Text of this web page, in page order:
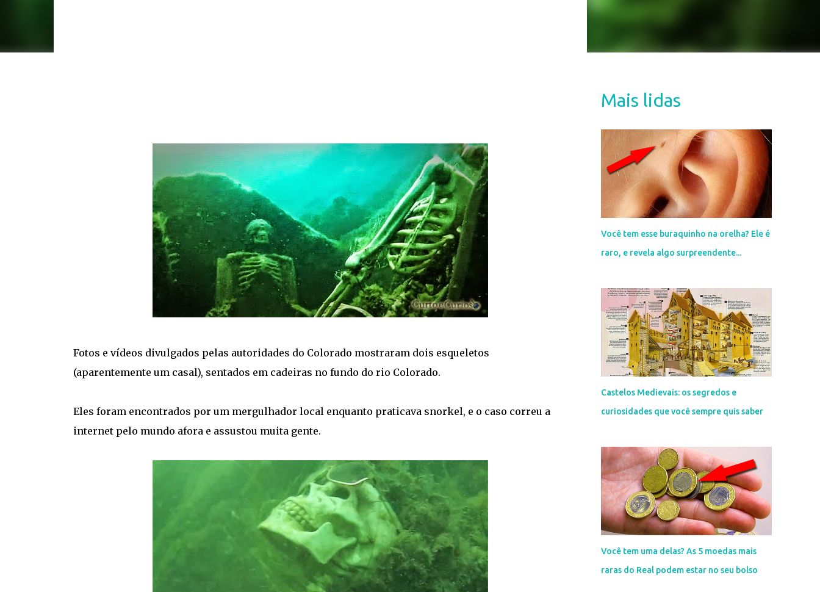
Fotos e vídeos divulgados pelas autoridades do Colorado mostraram dois esqueletos
(aparentemente um casal), sentados em cadeiras no fundo do rio Colorado.
Eles foram encontrados por um mergulhador local enquanto praticava snorkel, e o caso correu a
internet pelo mundo afora e assustou muita gente.
Mais lidas
Você tem esse buraquinho na orelha? Ele é
raro, e revela algo surpreendente...
Castelos Medievais: os segredos e
curiosidades que você sempre quis saber
Você tem uma delas? As 5 moedas mais
raras do Real podem estar no seu bolso